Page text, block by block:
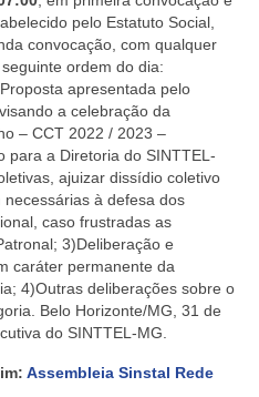
pelo Estatuto Social,
convocação, com qualquer
ordem do dia:
apresentada pelo
a celebração da
– CCT 2022 / 2023 –
para a Diretoria do SINTTEL-
ajuizar dissídio coletivo
à defesa dos
caso frustradas as
3)Deliberação e
caráter permanente da
4)Outras deliberações sobre o
Belo Horizonte/MG, 31 de
do SINTTEL-MG.
Assembleia Sinstal Rede